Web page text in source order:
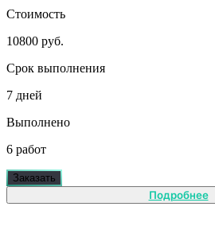
Стоимость
10800 руб.
Срок выполнения
7 дней
Выполнено
6 работ
Заказать
Подробнее